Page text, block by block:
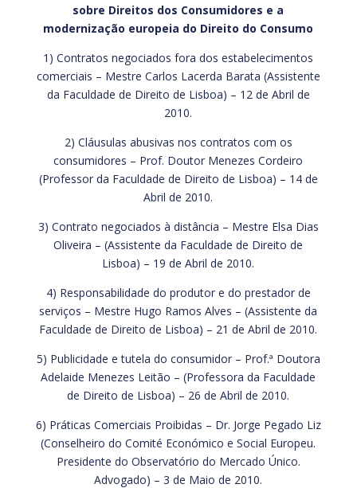
sobre Direitos dos Consumidores e a
modernização europeia do Direito do Consumo
1) Contratos negociados fora dos estabelecimentos
comerciais – Mestre Carlos Lacerda Barata (Assistente
da Faculdade de Direito de Lisboa) – 12 de Abril de
2010.
2) Cláusulas abusivas nos contratos com os
consumidores – Prof. Doutor Menezes Cordeiro
(Professor da Faculdade de Direito de Lisboa) – 14 de
Abril de 2010.
3) Contrato negociados à distância – Mestre Elsa Dias
Oliveira – (Assistente da Faculdade de Direito de
Lisboa) – 19 de Abril de 2010.
4) Responsabilidade do produtor e do prestador de
serviços – Mestre Hugo Ramos Alves – (Assistente da
Faculdade de Direito de Lisboa) – 21 de Abril de 2010.
5) Publicidade e tutela do consumidor – Prof.ª Doutora
Adelaide Menezes Leitão – (Professora da Faculdade
de Direito de Lisboa) – 26 de Abril de 2010.
6) Práticas Comerciais Proibidas – Dr. Jorge Pegado Liz
(Conselheiro do Comité Económico e Social Europeu.
Presidente do Observatório do Mercado Único.
Advogado) – 3 de Maio de 2010.